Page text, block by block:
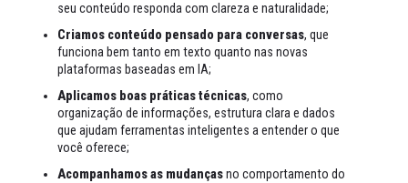
seu conteúdo responda com clareza e naturalidade;
Criamos conteúdo pensado para conversas, que
funciona bem tanto em texto quanto nas novas
plataformas baseadas em IA;
Aplicamos boas práticas técnicas, como
organização de informações, estrutura clara e dados
que ajudam ferramentas inteligentes a entender o que
você oferece;
Acompanhamos as mudançasno comportamento do